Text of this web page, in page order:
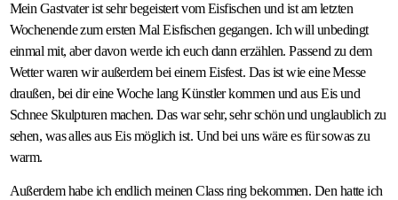
Mein Gastvater ist sehr begeistert vom Eisfischen und ist am letzten
Wochenende zum ersten Mal Eisfischen gegangen. Ich will unbedingt
einmal mit, aber davon werde ich euch dann erzählen. Passend zu dem
Wetter waren wir außerdem bei einem Eisfest. Das ist wie eine Messe
draußen, bei dir eine Woche lang Künstler kommen und aus Eis und
Schnee Skulpturen machen. Das war sehr, sehr schön und unglaublich zu
sehen, was alles aus Eis möglich ist. Und bei uns wäre es für sowas zu
warm.
Außerdem habe ich endlich meinen Class ring bekommen. Den hatte ich